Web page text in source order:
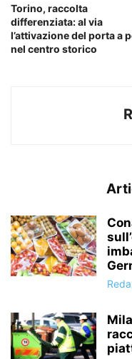
Torino, raccolta
differenziata: al via
l’attivazione del porta a
nel centro storico